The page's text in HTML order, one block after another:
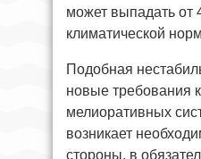
может выпадать от
климатической
Подобная
новые требования
мелиоративных
возникает
стороны, в